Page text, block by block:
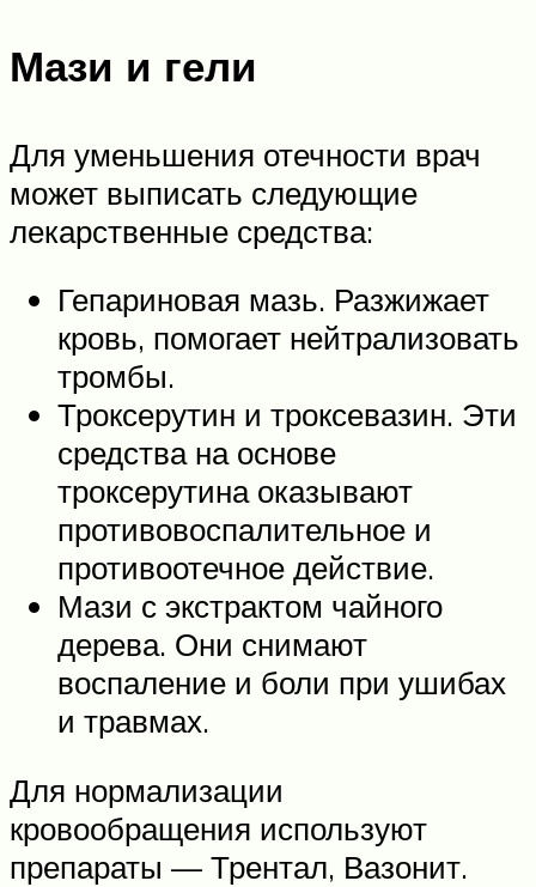
Мази и гели
Для уменьшения отечности врач
может выписать следующие
лекарственные средства:
Гепариновая мазь. Разжижает
кровь, помогает нейтрализовать
тромбы.
Троксерутин и троксевазин. Эти
средства на основе
троксерутина оказывают
противовоспалительное и
противоотечное действие.
Мази с экстрактом чайного
дерева. Они снимают
воспаление и боли при ушибах
и травмах.
Для нормализации
кровообращения используют
препараты — Трентал, Вазонит.